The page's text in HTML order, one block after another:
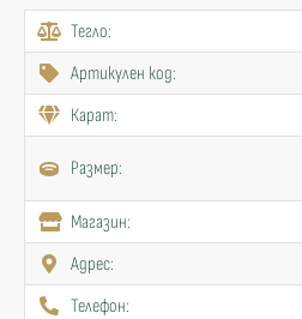
Тегло:
Артикулен код:
Карат:
Размер:
Mагазин:
Адрес:
Телефон: